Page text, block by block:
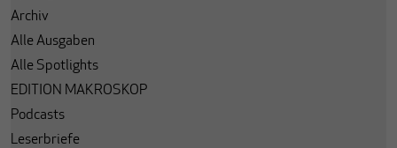
Archiv
Alle Ausgaben
Alle Spotlights
EDITION MAKROSKOP
Podcasts
Leserbriefe